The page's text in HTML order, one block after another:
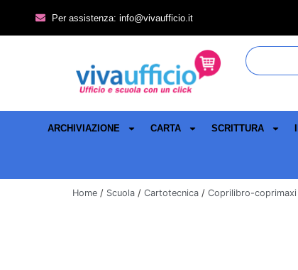
Per assistenza: info@vivaufficio.it
ARCHIVIAZIONE CARTA SCRITTURA
Home / Scuola / Cartotecnica / Coprilibro-coprimaxi